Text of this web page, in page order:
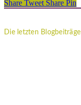
Share Tweet Share Pin
Die letzten Blogbeiträge